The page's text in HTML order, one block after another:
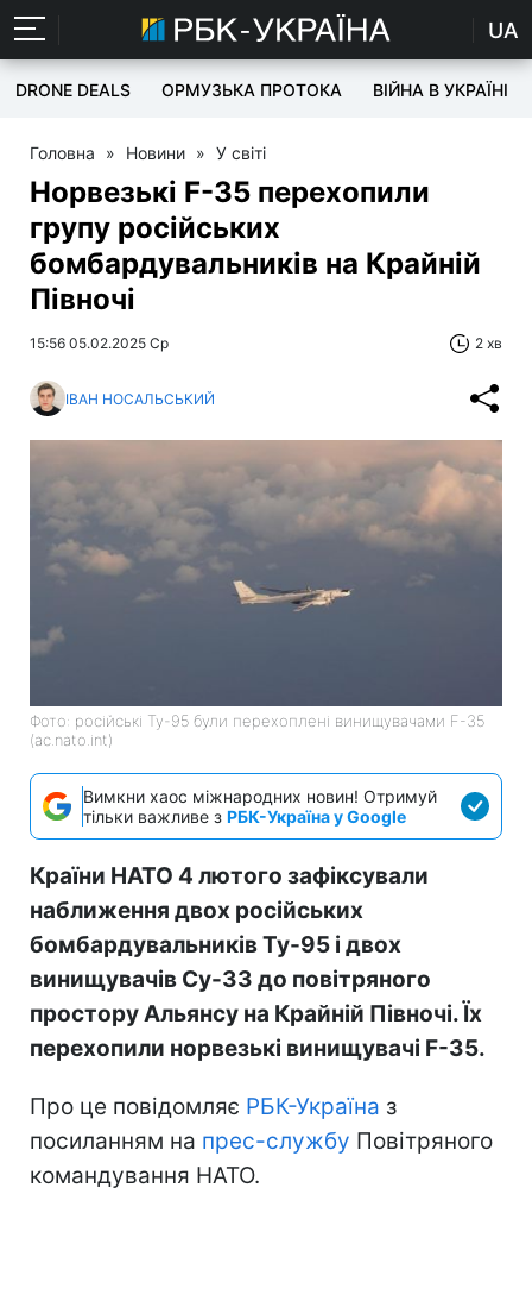
UA
DRONE DEALS ОРМУЗЬКА ПРОТОКА ВІЙНА В УКРАЇНІ
Головна » Новини » У світі
Норвезькі F-35 перехопили
групу російських
бомбардувальників на Крайній
Півночі
15:56 05.02.2025 Ср 2 хв
ІВАН НОСАЛЬСЬКИЙ
Фото: російські Ту-95 були перехоплені винищувачами F-35
(ac.nato.int)
Вимкни хаос міжнародних новин! Отримуй
тільки важливе з РБК-Україна у Google
Країни НАТО 4 лютого зафіксували
наближення двох російських
бомбардувальників Ту-95 і двох
винищувачів Су-33 до повітряного
простору Альянсу на Крайній Півночі. Їх
перехопили норвезькі винищувачі F-35.
Про це повідомляє РБК-Україна з
посиланням на прес-службу Повітряного
командування НАТО.